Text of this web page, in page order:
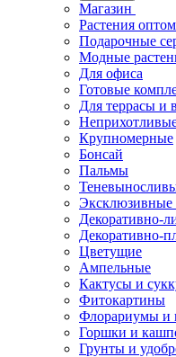
Магазин
Растения оптом
Подарочные
Модные
Для офиса
Готовые
Для террасы и
Крупномерные
Бонсай
Пальмы
Эксклюзивные
Декоративно-
Декоративно-
Цветущие
Ампельные
Кактусы и
Фитокартины
Флорариумы и
Горшки и
Грунты и